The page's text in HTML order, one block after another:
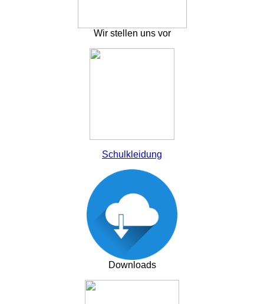
Wir stellen uns vor
Schulkleidung
Downloads